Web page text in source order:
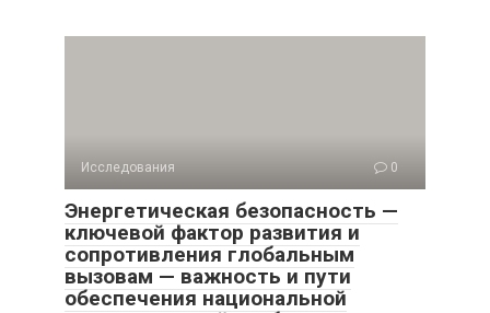
Исследования 0
Энергетическая безопасность —
ключевой фактор развития и
сопротивления глобальным
вызовам — важность и пути
обеспечения национальной